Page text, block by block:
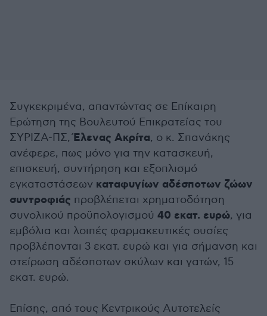
Συγκεκριμένα, απαντώντας σε Επίκαιρη
Ερώτηση της Βουλευτού Επικρατείας του
ΣΥΡΙΖΑ-ΠΣ,Έλενας Ακρίτα, ο κ. Σπανάκης
ανέφερε, πως μόνο για την κατασκευή,
επισκευή, συντήρηση και εξοπλισμό
εγκαταστάσεων καταφυγίων αδέσποτων ζώων
συντροφιάς προβλέπεται χρηματοδότηση
συνολικού προϋπολογισμού 40 εκατ. ευρώ, για
εμβόλια και λοιπές φαρμακευτικές ουσίες
προβλέπονται 3 εκατ. ευρώ και για σήμανση και
στείρωση αδέσποτων σκύλων και γατών, 15
εκατ. ευρώ.
Επίσης, από τους Κεντρικούς Αυτοτελείς